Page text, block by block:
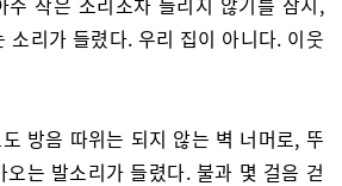
소리가 들렸다. 우리 집이 아니다. 이웃
방음 따위는 되지 않는 벽 너머로, 뚜
는 발소리가 들렸다. 불과 몇 걸음 걷